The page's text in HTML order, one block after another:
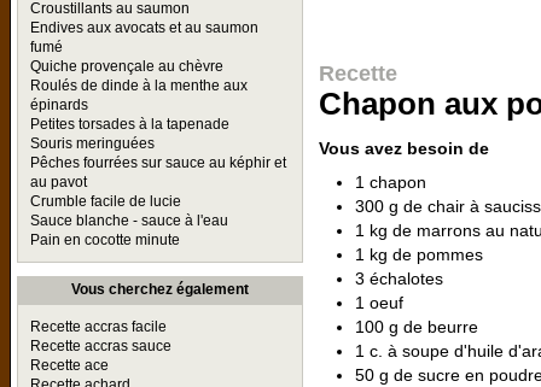
Croustillants au saumon
Endives aux avocats et au saumon
fumé
Quiche provençale au chèvre
Roulés de dinde à la menthe aux
épinards
Petites torsades à la tapenade
Souris meringuées
Pêches fourrées sur sauce au képhir et
au pavot
Crumble facile de lucie
Sauce blanche - sauce à l'eau
Pain en cocotte minute
Vous cherchez également
Recette accras facile
Recette accras sauce
Recette ace
Recette
Chapon aux
Vous avez besoin de
1 chapon
300 g de chair à
1 kg de marrons au
1 kg de pommes
3 échalotes
1 oeuf
100 g de beurre
1 c. à soupe d'huile
50 g de sucre en